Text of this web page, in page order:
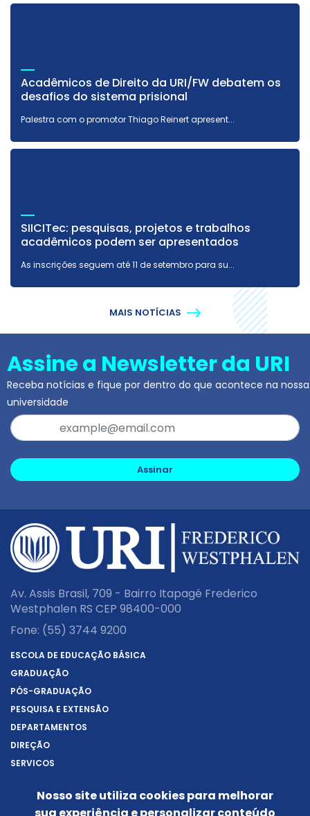
Acadêmicos de Direito da URI/FW debatem os
desafios do sistema prisional
Palestra com o promotor Thiago Reinert apresent...
SIICITec: pesquisas, projetos e trabalhos
acadêmicos podem ser apresentados
As inscrições seguem até 11 de setembro para su...
MAIS NOTÍCIAS
Assine a Newsletter da URI
Receba notícias e fique por dentro do que acontece na nossa
universidade
Assinar
Av. Assis Brasil, 709 - Bairro Itapagé Frederico
Westphalen RS CEP 98400-000
Fone: (55) 3744 9200
ESCOLA DE EDUCAÇÃO BÁSICA
GRADUAÇÃO
PÓS-GRADUAÇÃO
PESQUISA E EXTENSÃO
DEPARTAMENTOS
DIREÇÃO
SERVIÇOS
REITORIANosso site utiliza cookies para melhorar